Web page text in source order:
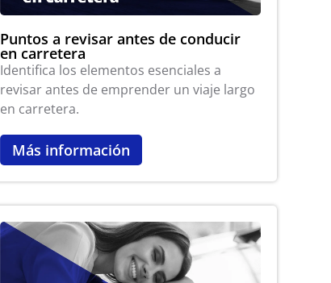
Puntos a revisar antes de conducir
en carretera
Identifica los elementos esenciales a
revisar antes de emprender un viaje largo
en carretera.
Más información